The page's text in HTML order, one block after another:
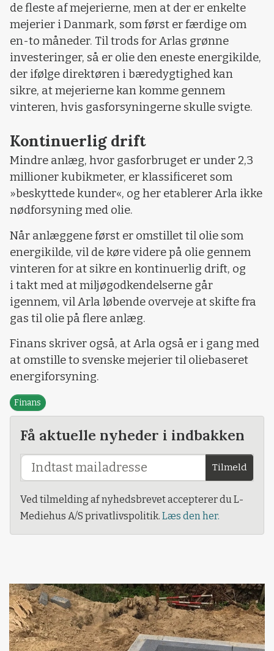
de fleste af mejerierne, men at der er enkelte
mejerier i Danmark, som først er færdige om
en-to måneder. Til trods for Arlas grønne
investeringer, så er olie den eneste energikilde,
der ifølge direktøren i bæredygtighed kan
sikre, at mejerierne kan komme gennem
vinteren, hvis gasforsyningerne skulle svigte.
Kontinuerlig drift
Mindre anlæg, hvor gasforbruget er under 2,3
millioner kubikmeter, er klassificeret som
»beskyttede kunder«, og her etablerer Arla ikke
nødforsyning med olie.
Når anlæggene først er omstillet til olie som
energikilde, vil de køre videre på olie gennem
vinteren for at sikre en kontinuerlig drift, og
i takt med at miljøgodkendelserne går
igennem, vil Arla løbende overveje at skifte fra
gas til olie på flere anlæg.
Finans skriver også, at Arla også er i gang med
at omstille to svenske mejerier til oliebaseret
energiforsyning.
Finans
Få aktuelle nyheder i indbakken
Tilmeld
Ved tilmelding af nyhedsbrevet accepterer du L-
Mediehus A/S privatlivspolitik. Læs den her.